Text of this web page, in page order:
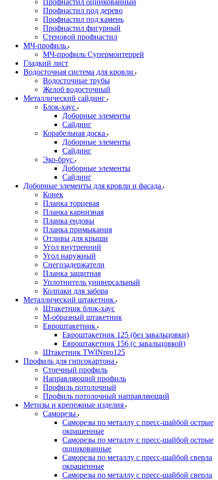
Профнастил оцинкованный
Профнастил под дерево
Профнастил под камень
Профнастил фигурный
Стеновой профнастил
МЧ-профиль
МЧ-профиль Супермонтеррей
Гладкий лист
Водосточная система для кровли
Водосточные трубы
Желоб водосточный
Металлический сайдинг
Блок-хаус
Доборные элементы
Сайдинг
Корабельная доска
Доборные элементы
Сайдинг
Эко-брус
Доборные элементы
Сайдинг
Доборные элементы для кровли и фасада
Конек
Планка торцевая
Планка карнизная
Планка ендовы
Планка примыкания
Отливы для крыши
Угол внутренний
Угол наружный
Снегозадержатели
Планка защитная
Уплотнитель универсальный
Колпаки для забора
Металлический штакетник
Штакетник блок-хаус
М-образный штакетник
Евроштакетник
Евроштакетник 125 (без завальцовки)
Евроштакетник 156 (с завальцовкой)
Штакетник TWINpro125
Профиль для гипсокартона
Стоечный профиль
Направляющий профиль
Профиль потолочный
Профиль потолочный направляющий
Метизы и крепежные изделия
Саморезы
Саморезы по металлу с пресс-шайбой острые
окрашенные
Саморезы по металлу с пресс-шайбой острые
оцинкованные
Саморезы по металлу с пресс-шайбой сверла
окрашенные
Саморезы по металлу с пресс-шайбой сверла